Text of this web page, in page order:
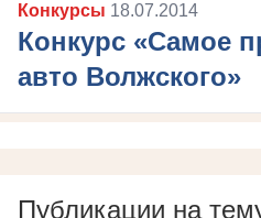
Конкурсы 18.07.2014
Конкурс «Самое
авто Волжского»
Публикации на